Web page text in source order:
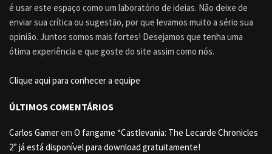
é usar este espaço como um laboratório de ideias. Não deixe de
enviar sua crítica ou sugestão, por que levamos muito a sério sua
opinião. Juntos somos mais fortes! Desejamos que tenha uma
ótima experiência e que goste do site assim como nós.
Clique aqui para conhecer a equipe
ÚLTIMOS COMENTÁRIOS
Carlos Gamerem O fangame “Castlevania: The Lecarde Chronicles
2” já está disponível para download gratuitamente!